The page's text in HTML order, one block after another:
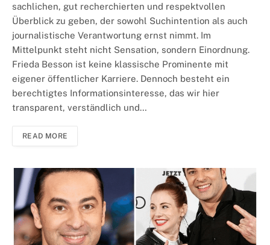
sachlichen, gut recherchierten und respektvollen
Überblick zu geben, der sowohl Suchintention als auch
journalistische Verantwortung ernst nimmt. Im
Mittelpunkt steht nicht Sensation, sondern Einordnung.
Frieda Besson ist keine klassische Prominente mit
eigener öffentlicher Karriere. Dennoch besteht ein
berechtigtes Informationsinteresse, das wir hier
transparent, verständlich und…
READ MORE